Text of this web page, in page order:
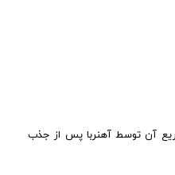
آن توسط آهنربا پس از جذب